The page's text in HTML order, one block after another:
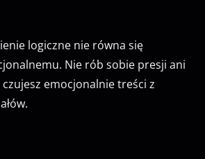
logiczne nie równa się
Nie rób sobie presji ani
emocjonalnie treści z